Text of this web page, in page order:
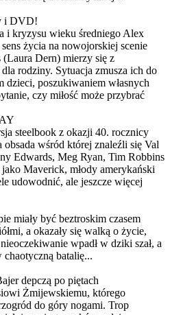
i DVD!
i kryzysu wieku średniego Alex
życia na nowojorskiej scenie
(Laura Dern) mierzy się z
rodziny. Sytuacja zmusza ich do
dzieci, poszukiwaniem własnych
czy miłość może przybrać
steelbook z okazji 40. rocznicy
wśród której znaleźli się Val
Edwards, Meg Ryan, Tim Robbins
Maverick, młody amerykański
udowodnić, ale jeszcze więcej
miały być beztroskim czasem
a okazały się walką o życie,
wpadł w dziki szał, a
chaotyczną batalię...
depczą po piętach
Żmijewskiemu, którego
do góry nogami. Trop